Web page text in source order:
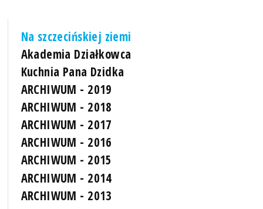
Na szczecińskiej ziemi
Akademia Działkowca
Kuchnia Pana Dzidka
ARCHIWUM - 2019
ARCHIWUM - 2018
ARCHIWUM - 2017
ARCHIWUM - 2016
ARCHIWUM - 2015
ARCHIWUM - 2014
ARCHIWUM - 2013